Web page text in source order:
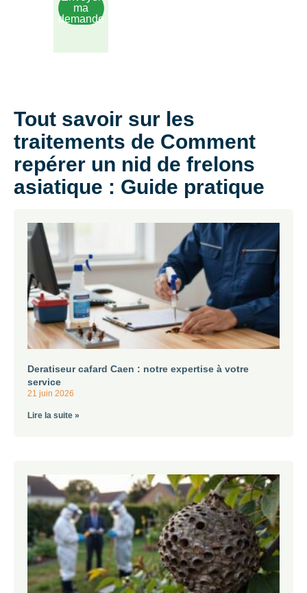
ma
demande
Tout savoir sur les
traitements de Comment
repérer un nid de frelons
asiatique : Guide pratique
Deratiseur cafard Caen : notre expertise à votre
service
21 juin 2026
Lire la suite »